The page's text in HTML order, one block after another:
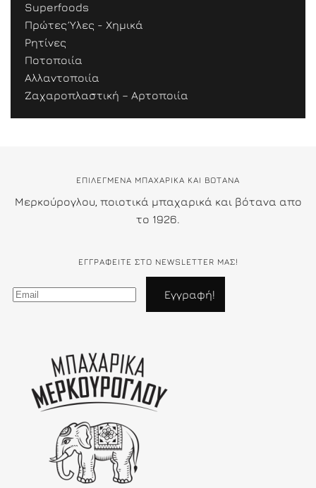
Superfoods
Πρώτες Ύλες - Χημικά
Ρητίνες
Ποτοποιία
Αλλαντοποιία
Ζαχαροπλαστική – Αρτοποιία
ΕΠΙΛΕΓΜΕΝΑ ΜΠΑΧΑΡΙΚΑ ΚΑΙ ΒΟΤΑΝΑ
Μερκούρογλου, ποιοτικά μπαχαρικά και βότανα απο
το 1926.
ΕΓΓΡΑΦΕΊΤΕ ΣΤΟ NEWSLETTER ΜΑΣ!